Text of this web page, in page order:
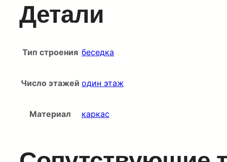
Детали
Тип строения беседка
Число этажей один этаж
Материал каркас